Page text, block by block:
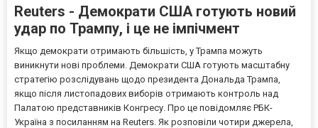
Reuters - Демократи США готують новий
удар по Трампу, і це не імпічмент
Якщо демократи отримають більшість, у Трампа можуть
виникнути нові проблеми. Демократи США готують масштабну
стратегію розслідувань щодо президента Дональда Трампа,
якщо після листопадових виборів отримають контроль над
Палатою представників Конгресу. Про це повідомляє РБК-
Україна з посиланням на Reuters. Як розповіли чотири джерела,